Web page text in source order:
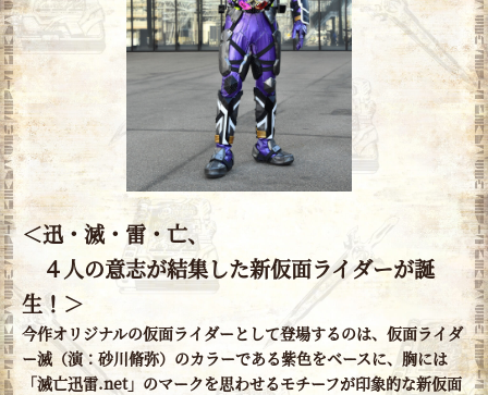
＜迅・滅・雷・亡、
４人の意志が結集した新仮面ライダーが誕
生！＞
今作オリジナルの仮面ライダーとして登場するのは、仮面ライダ
ー滅（演：砂川脩弥）のカラーである紫色をベースに、胸には
「滅亡迅雷.net」のマークを思わせるモチーフが印象的な新仮面